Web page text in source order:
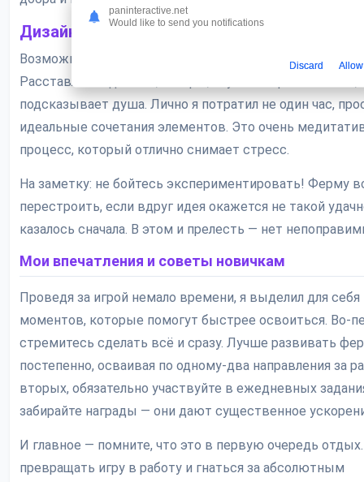
Дизайн и украшение
Возможность кастомизации практически безгранична.
Расставляйте домики, заборы, клумбы и фонтаны так,
подсказывает душа. Лично я потратил не один час,
идеальные сочетания элементов. Это очень
процесс, который отлично снимает стресс.
На заметку: не бойтесь экспериментировать! Ферму
перестроить, если вдруг идея окажется не такой
казалось сначала. В этом и прелесть — нет
Мои впечатления и советы новичкам
Проведя за игрой немало времени, я выделил для себя
моментов, которые помогут быстрее освоиться. Во-
стремитесь сделать всё и сразу. Лучше развивать
постепенно, осваивая по одному-два направления за
вторых, обязательно участвуйте в ежедневных
забирайте награды — они дают существенное
И главное — помните, что это в первую очередь
превращать игру в работу и гнаться за абсолютным
paninteractive.net
Would like to send you notifications
Discard Allow